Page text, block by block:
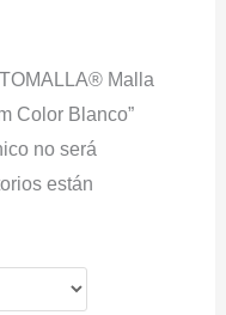
Malla
Color Blanco”
no será
están